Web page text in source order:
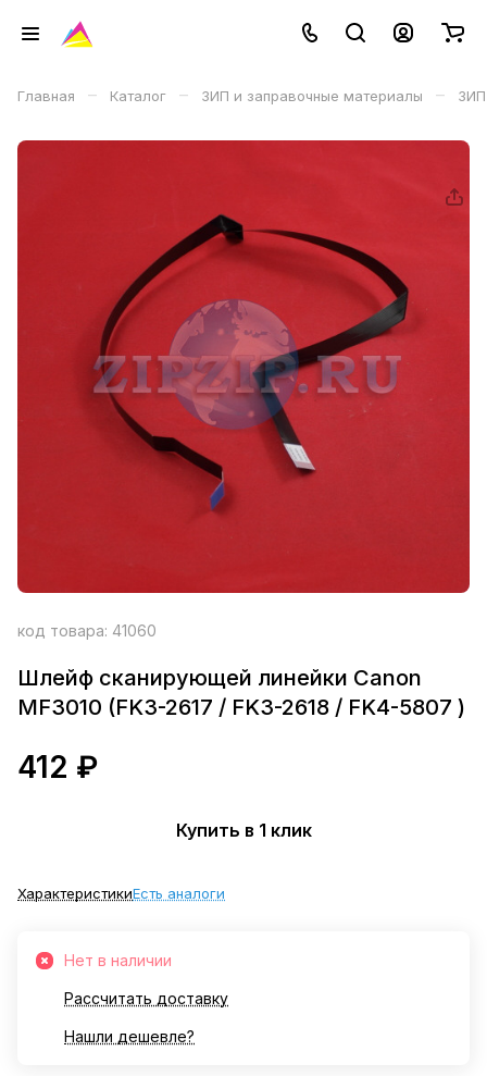
Главная – Каталог – ЗИП и заправочные материалы – ЗИП
код товара: 41060
Шлейф сканирующей линейки Canon
MF3010 (FK3-2617 / FK3-2618 / FK4-5807 )
412 ₽
Купить в 1 клик
ХарактеристикиЕсть аналоги
Нет в наличии
Рассчитать доставку
Нашли дешевле?